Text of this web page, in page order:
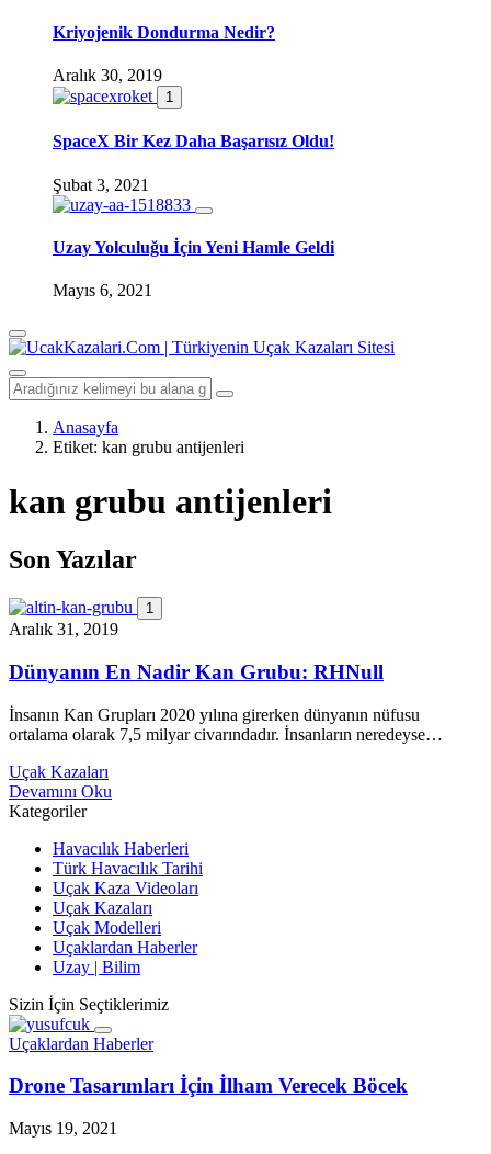
Kriyojenik Dondurma Nedir?
Aralık 30, 2019
1
SpaceX Bir Kez Daha Başarısız Oldu!
Şubat 3, 2021
Uzay Yolculuğu İçin Yeni Hamle Geldi
Mayıs 6, 2021
Anasayfa
Etiket: kan grubu antijenleri
kan grubu antijenleri
Son Yazılar
1
Aralık 31, 2019
Dünyanın En Nadir Kan Grubu: RHNull
İnsanın Kan Grupları 2020 yılına girerken dünyanın nüfusu
ortalama olarak 7,5 milyar civarındadır. İnsanların neredeyse…
Uçak Kazaları
Devamını Oku
Kategoriler
Havacılık Haberleri
Türk Havacılık Tarihi
Uçak Kaza Videoları
Uçak Kazaları
Uçak Modelleri
Uçaklardan Haberler
Uzay | Bilim
Sizin İçin Seçtiklerimiz
Uçaklardan Haberler
Drone Tasarımları İçin İlham Verecek Böcek
Mayıs 19, 2021